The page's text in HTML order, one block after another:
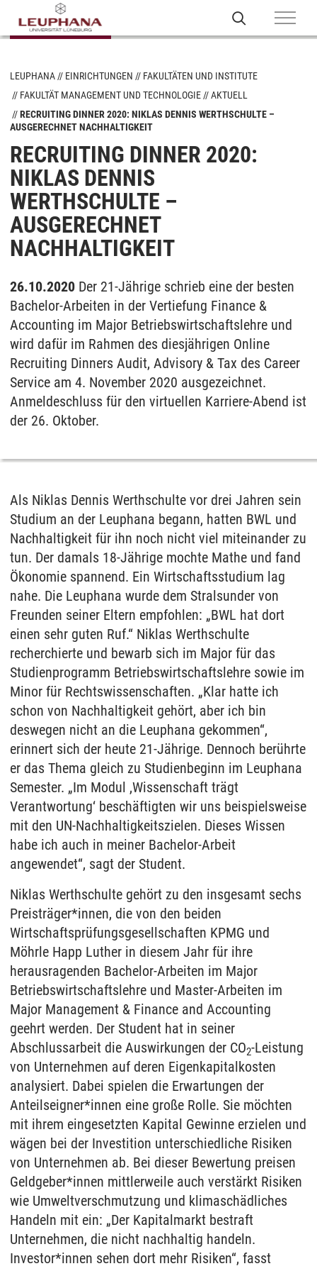
LEUPHANA EINRICHTUNGEN
FAKULTÄTEN UND INSTITUTE
FAKULTÄT MANAGEMENT UND TECHNOLOGIE
AKTUELL
RECRUITING DINNER 2020: NIKLAS DENNIS WERTHSCHULTE –
AUSGERECHNET NACHHALTIGKEIT
RECRUITING DINNER 2020:
NIKLAS DENNIS
WERTHSCHULTE –
AUSGERECHNET
NACHHALTIGKEIT
26.10.2020 Der 21-Jährige schrieb eine der besten
Bachelor-Arbeiten in der Vertiefung Finance &
Accounting im Major Betriebswirtschaftslehre und
wird dafür im Rahmen des diesjährigen Online
Recruiting Dinners Audit, Advisory & Tax des Career
Service am 4. November 2020 ausgezeichnet.
Anmeldeschluss für den virtuellen Karriere-Abend ist
der 26. Oktober.
Als Niklas Dennis Werthschulte vor drei Jahren sein
Studium an der Leuphana begann, hatten BWL und
Nachhaltigkeit für ihn noch nicht viel miteinander zu
tun. Der damals 18-Jährige mochte Mathe und fand
Ökonomie spannend. Ein Wirtschaftsstudium lag
nahe. Die Leuphana wurde dem Stralsunder von
Freunden seiner Eltern empfohlen: „BWL hat dort
einen sehr guten Ruf.“ Niklas Werthschulte
recherchierte und bewarb sich im Major für das
Studienprogramm Betriebswirtschaftslehre sowie im
Minor für Rechtswissenschaften. „Klar hatte ich
schon von Nachhaltigkeit gehört, aber ich bin
deswegen nicht an die Leuphana gekommen“,
erinnert sich der heute 21-Jährige. Dennoch berührte
er das Thema gleich zu Studienbeginn im Leuphana
Semester. „Im Modul ,Wissenschaft trägt
Verantwortung‘ beschäftigten wir uns beispielsweise
mit den UN-Nachhaltigkeitszielen. Dieses Wissen
habe ich auch in meiner Bachelor-Arbeit
angewendet“, sagt der Student.
Niklas Werthschulte gehört zu den insgesamt sechs
Preisträger*innen, die von den beiden
Wirtschaftsprüfungsgesellschaften KPMG und
Möhrle Happ Luther in diesem Jahr für ihre
herausragenden Bachelor-Arbeiten im Major
Betriebswirtschaftslehre und Master-Arbeiten im
Major Management & Finance and Accounting
geehrt werden. Der Student hat in seiner
Abschlussarbeit die Auswirkungen der CO2-Leistung
von Unternehmen auf deren Eigenkapitalkosten
analysiert. Dabei spielen die Erwartungen der
Anteilseigner*innen eine große Rolle. Sie möchten
mit ihrem eingesetzten Kapital Gewinne erzielen und
wägen bei der Investition unterschiedliche Risiken
von Unternehmen ab. Bei dieser Bewertung preisen
Geldgeber*innen mittlerweile auch verstärkt Risiken
wie Umweltverschmutzung und klimaschädliches
Handeln mit ein: „Der Kapitalmarkt bestraft
Unternehmen, die nicht nachhaltig handeln.
Investor*innen sehen dort mehr Risiken“, fasst